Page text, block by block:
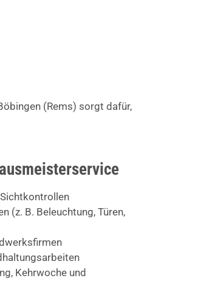
(Rems) sorgt dafür,
(z. B. Beleuchtung, Türen,
Kehrwoche und